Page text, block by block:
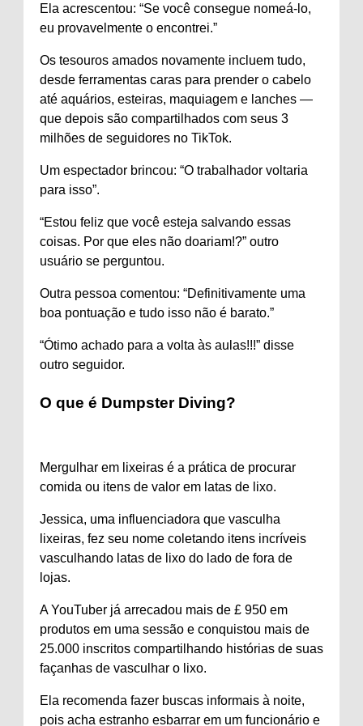
Ela acrescentou: “Se você consegue nomeá-lo,
eu provavelmente o encontrei.”
Os tesouros amados novamente incluem tudo,
desde ferramentas caras para prender o cabelo
até aquários, esteiras, maquiagem e lanches —
que depois são compartilhados com seus 3
milhões de seguidores no TikTok.
Um espectador brincou: “O trabalhador voltaria
para isso”.
“Estou feliz que você esteja salvando essas
coisas. Por que eles não doariam!?” outro
usuário se perguntou.
Outra pessoa comentou: “Definitivamente uma
boa pontuação e tudo isso não é barato.”
“Ótimo achado para a volta às aulas!!!” disse
outro seguidor.
O que é Dumpster Diving?
Mergulhar em lixeiras é a prática de procurar
comida ou itens de valor em latas de lixo.
Jessica, uma influenciadora que vasculha
lixeiras, fez seu nome coletando itens incríveis
vasculhando latas de lixo do lado de fora de
lojas.
A YouTuber já arrecadou mais de £ 950 em
produtos em uma sessão e conquistou mais de
25.000 inscritos compartilhando histórias de suas
façanhas de vasculhar o lixo.
Ela recomenda fazer buscas informais à noite,
pois acha estranho esbarrar em um funcionário e